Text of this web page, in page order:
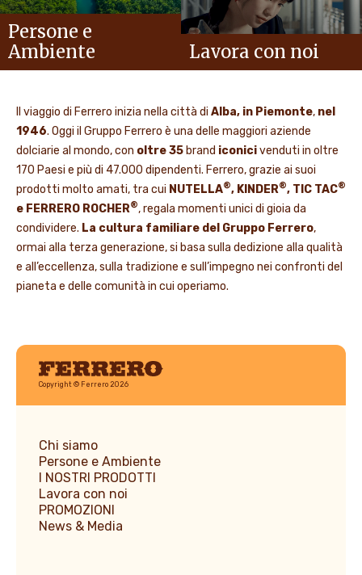
Persone e
Ambiente
Lavora con noi
Il viaggio di Ferrero inizia nella città di Alba, in Piemonte, nel
1946. Oggi il Gruppo Ferrero è una delle maggiori aziende
dolciarie al mondo, con oltre 35 brand iconicivenduti in oltre
170 Paesi e più di 47.000 dipendenti. Ferrero, grazie ai suoi
prodotti molto amati, tra cui NUTELLA®, KINDER®, TIC TAC®
e FERRERO ROCHER®, regala momenti unici di gioia da
condividere. La cultura familiare del Gruppo Ferrero,
ormai alla terza generazione, si basa sulla dedizione alla qualità
e all’eccellenza, sulla tradizione e sull’impegno nei confronti del
pianeta e delle comunità in cui operiamo.
Ferrero
Copyright © Ferrero 2026
Chi siamo
Persone e Ambiente
I NOSTRI PRODOTTI
Lavora con noi
PROMOZIONI
News & Media